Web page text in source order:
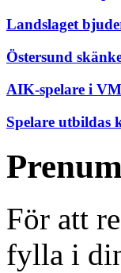
Landslaget
Östersund
AIK-spelare i
Spelare utbildas
För att
fylla i